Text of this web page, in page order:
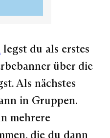
legst du als erstes
über die
Als nächstes
in Gruppen.
mehrere
die du dann